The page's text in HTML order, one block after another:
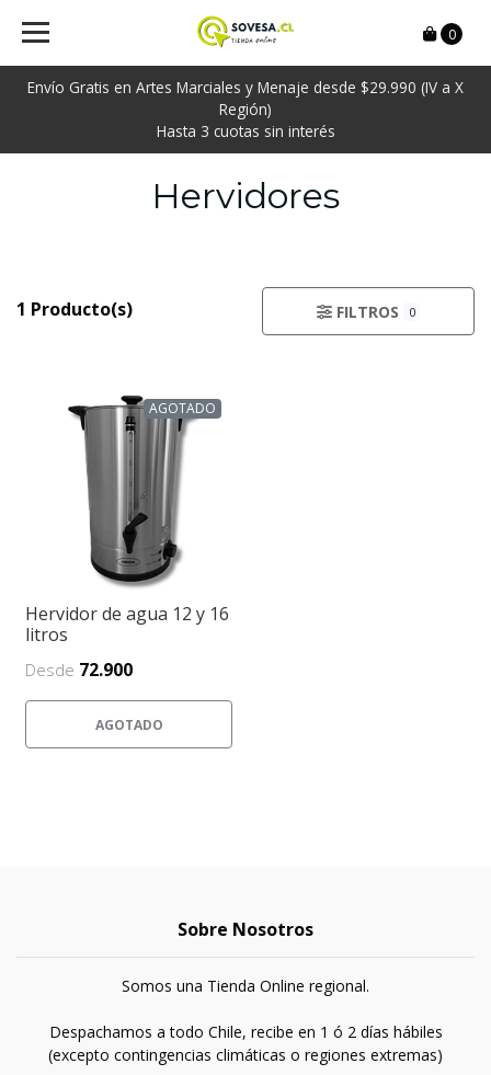
Envío Gratis en Artes Marciales y Menaje desde $29.990 (IV a X
Región)
Hasta 3 cuotas sin interés
0
Hervidores
1 Producto(s) FILTROS 0
AGOTADO
Hervidor de agua 12 y 16
litros
Desde 72.900
AGOTADO
Sobre Nosotros
Somos una Tienda Online regional.
Despachamos a todo Chile, recibe en 1 ó 2 días hábiles
(excepto contingencias climáticas o regiones extremas)